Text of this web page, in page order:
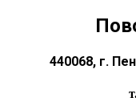
440068, г.